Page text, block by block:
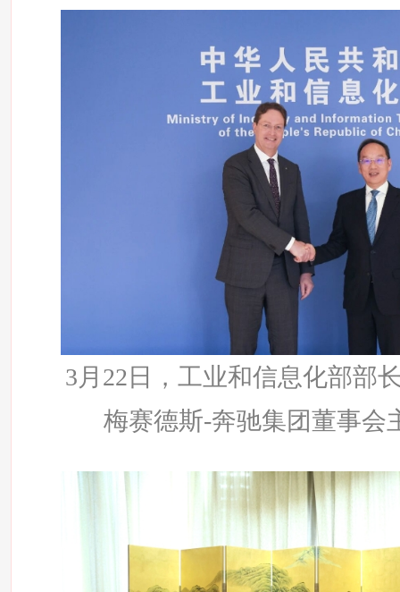
3月22日，工业和信息化部部
梅赛德斯-奔驰集团董事会